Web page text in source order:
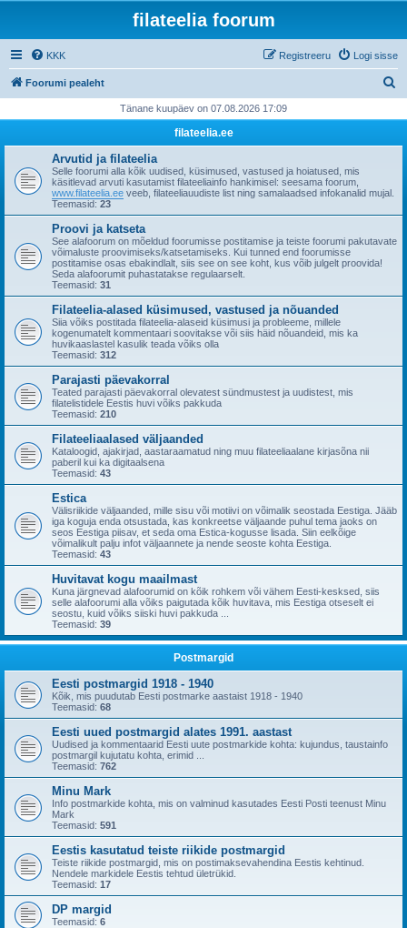
filateelia foorum
KKK Logi sisse
Registreeru
Foorumi pealeht
i
Tänane kuupäev on 07.08.2026 17:09
filateelia.ee
Arvutid ja filateelia
Selle foorumi alla kõik uudised, küsimused, vastused ja hoiatused, mis
käsitlevad arvuti kasutamist filateeliainfo hankimisel: seesama foorum,
www.filateelia.ee veeb, filateeliauudiste list ning samalaadsed infokanalid mujal.
Teemasid: 23
Proovi ja katseta
See alafoorum on mõeldud foorumisse postitamise ja teiste foorumi pakutavate
võimaluste proovimiseks/katsetamiseks. Kui tunned end foorumisse
postitamise osas ebakindlalt, siis see on see koht, kus võib julgelt proovida!
Seda alafoorumit puhastatakse regulaarselt.
Teemasid: 31
Filateelia-alased küsimused, vastused ja nõuanded
Siia võiks postitada filateelia-alaseid küsimusi ja probleeme, millele
kogenumatelt kommentaari soovitakse või siis häid nõuandeid, mis ka
huvikaaslastel kasulik teada võiks olla
Teemasid: 312
Parajasti päevakorral
Teated parajasti päevakorral olevatest sündmustest ja uudistest, mis
filatelistidele Eestis huvi võiks pakkuda
Teemasid: 210
Filateeliaalased väljaanded
Kataloogid, ajakirjad, aastaraamatud ning muu filateeliaalane kirjasõna nii
paberil kui ka digitaalsena
Teemasid: 43
Estica
Välisriikide väljaanded, mille sisu või motiivi on võimalik seostada Eestiga. Jääb
iga koguja enda otsustada, kas konkreetse väljaande puhul tema jaoks on
seos Eestiga piisav, et seda oma Estica-kogusse lisada. Siin eelkõige
võimalikult palju infot väljaannete ja nende seoste kohta Eestiga.
Teemasid: 43
Huvitavat kogu maailmast
Kuna järgnevad alafoorumid on kõik rohkem või vähem Eesti-kesksed, siis
selle alafoorumi alla võiks paigutada kõik huvitava, mis Eestiga otseselt ei
seostu, kuid võiks siiski huvi pakkuda ...
Teemasid: 39
Postmargid
Eesti postmargid 1918 - 1940
Kõik, mis puudutab Eesti postmarke aastaist 1918 - 1940
Teemasid: 68
Eesti uued postmargid alates 1991. aastast
Uudised ja kommentaarid Eesti uute postmarkide kohta: kujundus, taustainfo
postmargil kujutatu kohta, erimid ...
Teemasid: 762
Minu Mark
Info postmarkide kohta, mis on valminud kasutades Eesti Posti teenust Minu
Mark
Teemasid: 591
Eestis kasutatud teiste riikide postmargid
Teiste riikide postmargid, mis on postimaksevahendina Eestis kehtinud.
Nendele markidele Eestis tehtud ületrükid.
Teemasid: 17
DP margid
Teemasid: 6